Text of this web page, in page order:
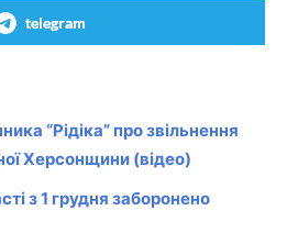
telegram
“Рідіка” про звільнення
Херсонщини (відео)
з 1 грудня заборонено